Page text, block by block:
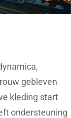
gebleven
kleding start
ondersteuning